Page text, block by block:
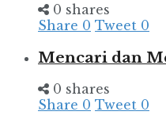
0 shares
Share 0 Tweet 0
Mencari dan
0 shares
Share 0 Tweet 0